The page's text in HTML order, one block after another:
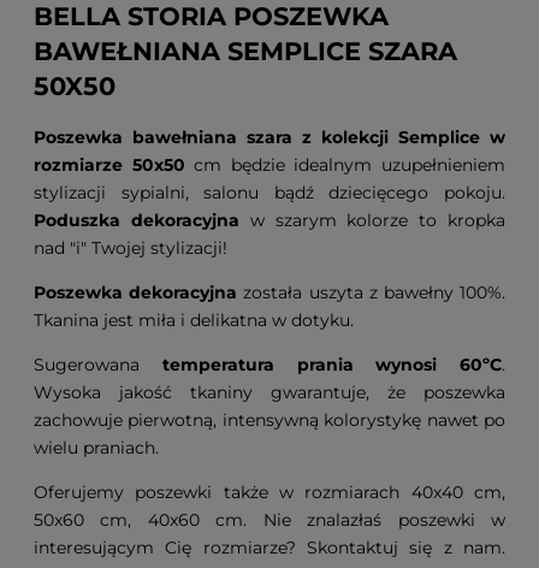
BELLA STORIA POSZEWKA
BAWEŁNIANA SEMPLICE SZARA
50X50
Poszewka bawełniana szara z kolekcji Semplice w
rozmiarze 50x50 cm będzie idealnym uzupełnieniem
stylizacji sypialni, salonu bądź dziecięcego pokoju.
Poduszka dekoracyjna w szarym kolorze to kropka
nad "i" Twojej stylizacji!
Poszewka dekoracyjna została uszyta z bawełny 100%.
Tkanina jest miła i delikatna w dotyku.
Sugerowana temperatura prania wynosi 60ºC.
Wysoka jakość tkaniny gwarantuje, że poszewka
zachowuje pierwotną, intensywną kolorystykę nawet po
wielu praniach.
Oferujemy poszewki także w rozmiarach 40x40 cm,
50x60 cm, 40x60 cm. Nie znalazłaś poszewki w
interesującym Cię rozmiarze? Skontaktuj się z nam.